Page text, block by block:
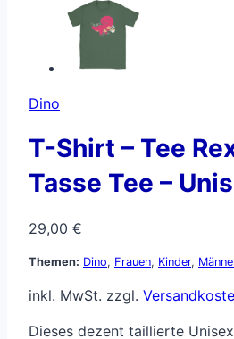
Dino
T-Shirt – Tee
Tasse Tee –
29,00 €
Themen: Dino, Frauen, Kinder,
inkl. MwSt. zzgl.
Dieses dezent taillierte